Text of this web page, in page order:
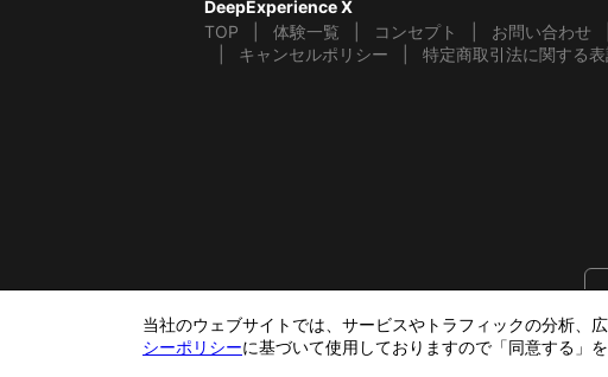
DeepExperience X
TOP
体験一覧 コンセプト お問い合わせ
キャンセルポリシー
特定商取引法に関する
当社のウェブサイトでは、サービスやトラフィックの分析、
シーポリシーに基づいて使用しておりますので「同意する」を